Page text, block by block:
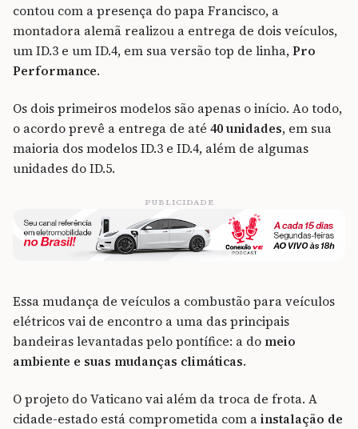
contou com a presença do papa Francisco, a
montadora alemã realizou a entrega de dois veículos,
um ID.3 e um ID.4, em sua versão top de linha,Pro
Performance.
Os dois primeiros modelos são apenas o início. Ao todo,
o acordo prevê a entrega de até 40 unidades, em sua
maioria dos modelos ID.3 e ID.4, além de algumas
unidades do ID.5.
PUBLICIDADE
Essa mudança de veículos a combustão para veículos
elétricos vai de encontro a uma das principais
bandeiras levantadas pelo pontífice: a do meio
ambiente e suas mudanças climáticas.
O projeto do Vaticano vai além da troca de frota. A
cidade-estado está comprometida com ainstalação de